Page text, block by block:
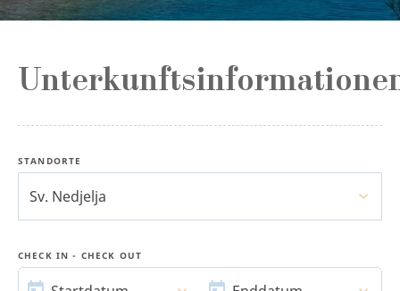
STANDORTE
Sv. Nedjelja
CHECK IN - CHECK OUT
STARTDATUM
ENDDATUM